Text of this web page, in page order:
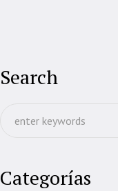
Search
Categorías